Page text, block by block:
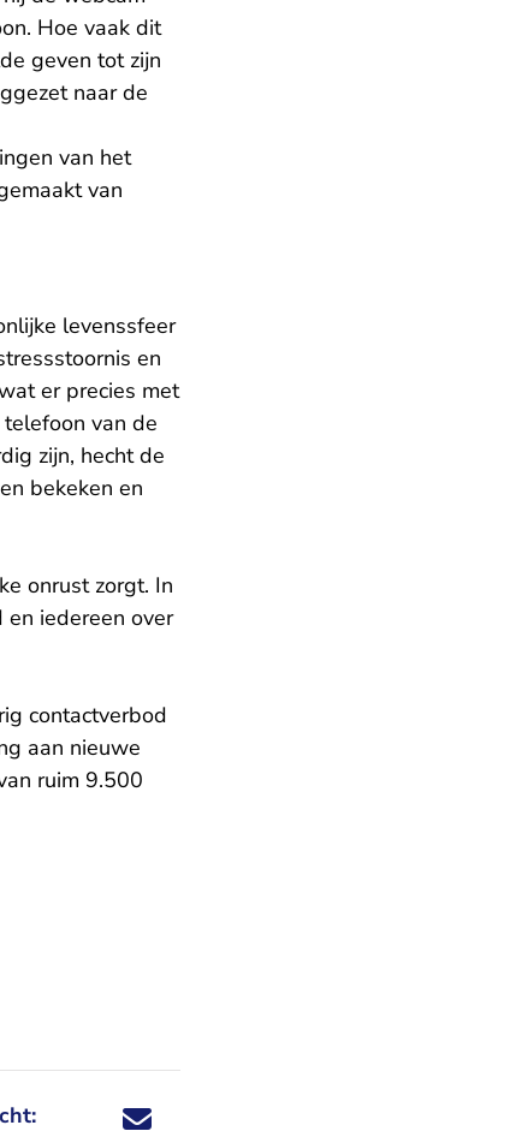
Hoe vaak dit
geven tot zijn
naar de
van het
van
levenssfeer
en
er precies met
van de
zijn, hecht de
bekeken en
onrust zorgt. In
iedereen over
contactverbod
aan nieuwe
ruim 9.500
Deel dit nieuwsbericht via X - U verlaat
Deel dit nieuwsbericht via Facebook - U
Deel dit nieuwsbericht via e-mail
Deel dit nieuwsbericht via LinkedIn - U